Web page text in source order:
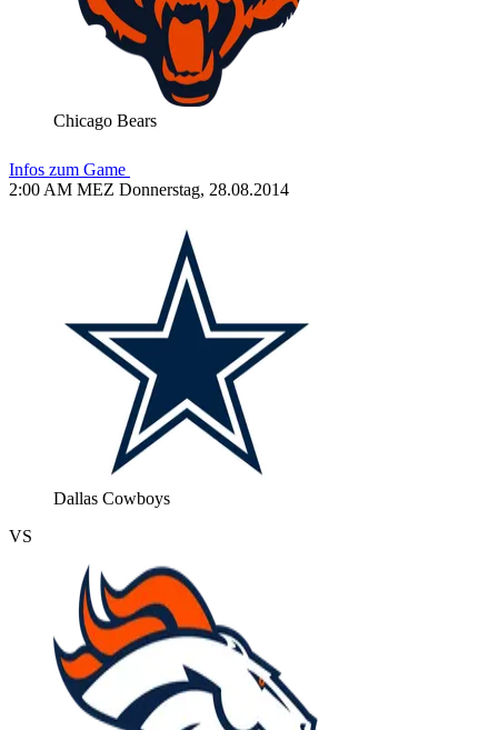
Chicago Bears
Infos zum Game
2:00 AM MEZ Donnerstag, 28.08.2014
Dallas Cowboys
VS